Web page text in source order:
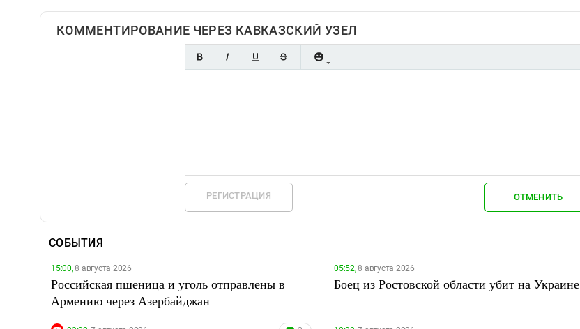
КОММЕНТИРОВАНИЕ ЧЕРЕЗ КАВКАЗСКИЙ УЗЕЛ
РЕГИСТРАЦИЯ ОТМЕНИТЬ
СОБЫТИЯ
15:00,8 августа 2026
Российская пшеница и уголь отправлены в
Армению через Азербайджан
05:52,8 августа 2026
Боец из Ростовской области убит на Украине